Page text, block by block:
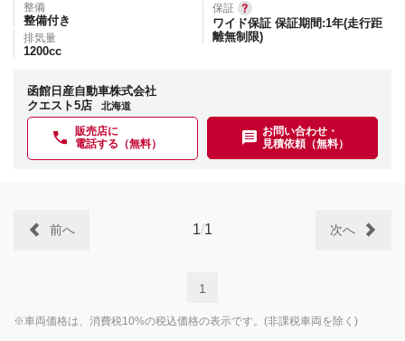
整備
整備付き
排気量
1200cc
保証
ワイド保証 保証期間:1年(走行距
離無制限)
函館日産自動車株式会社
クエスト5店
北海道
販売店に
電話する（無料）
お問い合わせ・
見積依頼（無料）
1/1
前へ 次へ
1
※車両価格は、消費税10%の税込価格の表示です。(非課税車両を除く)